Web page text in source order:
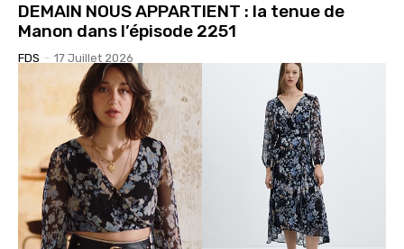
DEMAIN NOUS APPARTIENT : la tenue de
Manon dans l’épisode 2251
FDS - 17 Juillet 2026